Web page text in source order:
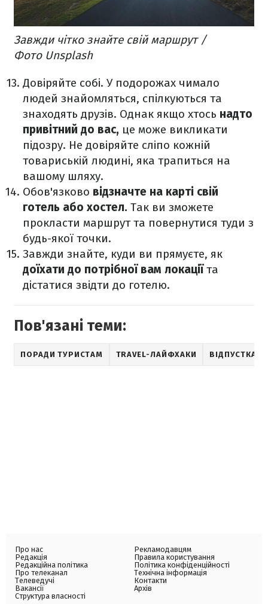
Завжди чітко знайте свій маршрут /
Фото Unsplash
Довіряйте собі. У подорожах чимало
людей знайомляться, спілкуються та
знаходять друзів. Однак якщо хтось надто
привітний до вас, це може викликати
підозру. Не довіряйте сліпо кожній
товариській людині, яка трапиться на
вашому шляху.
Обов'язково відзначте на карті свій
готель або хостел. Так ви зможете
прокласти маршрут та повернутися туди з
будь-якої точки.
Завжди знайте, куди ви прямуєте, як
доїхати до потрібної вам локаціїта
дістатися звідти до готелю.
Пов'язані теми:
ПОРАДИ ТУРИСТАМ TRAVEL-ЛАЙФХАКИ ВІДПУСТКА
Про нас
Редакція
Редакційна політика
Про телеканал
Телеведучі
Вакансії
Структура власності
Рекламодавцям
Правила користування
Політика конфіденційності
Технічна інформація
Контакти
Архів